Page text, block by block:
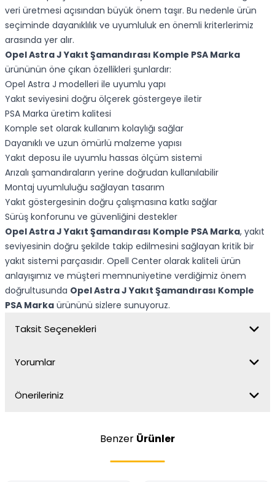
veri üretmesi açısından büyük önem taşır. Bu nedenle ürün
seçiminde dayanıklılık ve uyumluluk en önemli kriterlerimiz
arasında yer alır.
Opel Astra J Yakıt Şamandırası Komple PSA Marka
ürününün öne çıkan özellikleri şunlardır:
Opel Astra J modelleri ile uyumlu yapı
Yakıt seviyesini doğru ölçerek göstergeye iletir
PSA Marka üretim kalitesi
Komple set olarak kullanım kolaylığı sağlar
Dayanıklı ve uzun ömürlü malzeme yapısı
Yakıt deposu ile uyumlu hassas ölçüm sistemi
Arızalı şamandıraların yerine doğrudan kullanılabilir
Montaj uyumluluğu sağlayan tasarım
Yakıt göstergesinin doğru çalışmasına katkı sağlar
Sürüş konforunu ve güvenliğini destekler
Opel Astra J Yakıt Şamandırası Komple PSA Marka, yakıt
seviyesinin doğru şekilde takip edilmesini sağlayan kritik bir
yakıt sistemi parçasıdır. Opell Center olarak kaliteli ürün
anlayışımız ve müşteri memnuniyetine verdiğimiz önem
doğrultusunda Opel Astra J Yakıt Şamandırası Komple
PSA Marka ürününü sizlere sunuyoruz.
Taksit Seçenekleri
Yorumlar
Önerileriniz
Benzer Ürünler